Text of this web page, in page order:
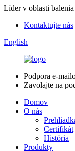
Líder v oblasti
Kontaktujte nás
English
Podpora e-
Zavolajte na
Domov
O nás
Certifikát
História
Produkty